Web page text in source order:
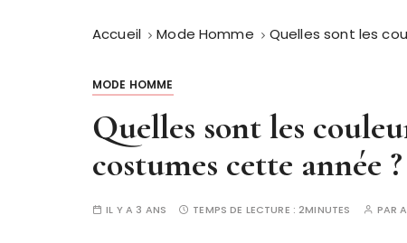
Accueil Mode Homme Quelles sont les
MODE HOMME
Quelles sont les
costumes cette année ?
IL Y A 3 ANS TEMPS DE LECTURE :2MINUTES PAR